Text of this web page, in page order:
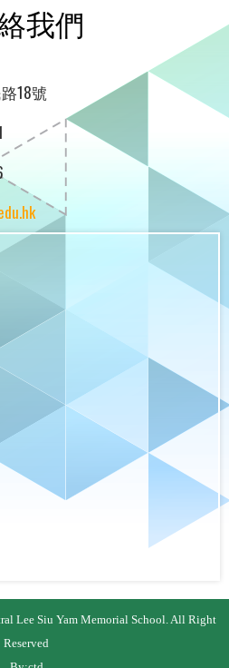
我們
18號
Lee Siu Yam Memorial School. All Right
Reserved